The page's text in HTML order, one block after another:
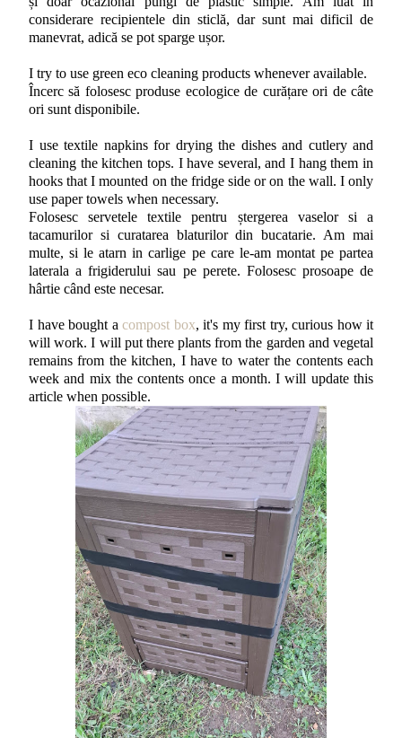
considerare recipientele din sticlă, dar sunt mai dificil de
manevrat, adică se pot sparge ușor.
I try to use green eco cleaning products whenever available.
Încerc să folosesc produse ecologice de curățare ori de câte
ori sunt disponibile.
I use textile napkins for drying the dishes and cutlery and
cleaning the kitchen tops. I have several, and I hang them in
hooks that I mounted on the fridge side or on the wall. I only
use paper towels when necessary.
Folosesc servetele textile pentru ștergerea vaselor si a
tacamurilor si curatarea blaturilor din bucatarie. Am mai
multe, si le atarn in carlige pe care le-am montat pe partea
laterala a frigiderului sau pe perete. Folosesc prosoape de
hârtie când este necesar.
I have bought a compost box, it's my first try, curious how it
will work. I will put there plants from the garden and vegetal
remains from the kitchen, I have to water the contents each
week and mix the contents once a month. I will update this
article when possible.